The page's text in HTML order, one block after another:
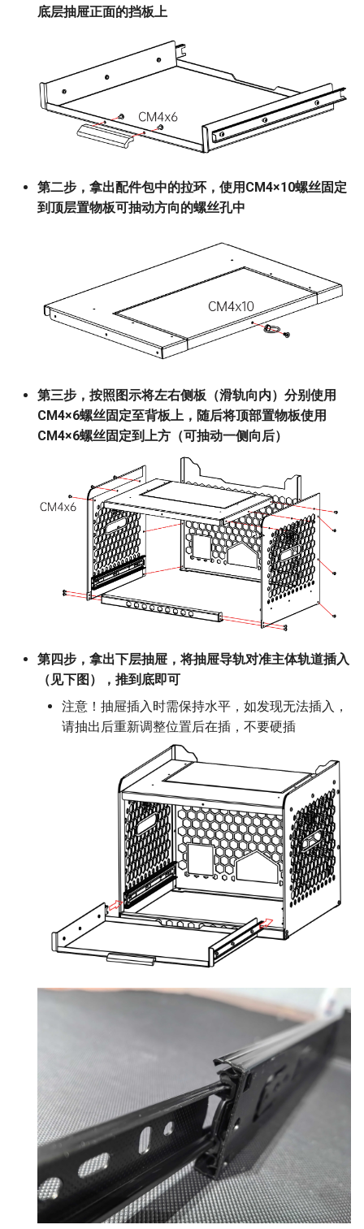
底层抽屉正面的挡板上
第二步，拿出配件包中的拉环，使用CM4×10螺丝固定
到顶层置物板可抽动方向的螺丝孔中
第三步，按照图示将左右侧板（滑轨向内）分别使用
CM4×6螺丝固定至背板上，随后将顶部置物板使用
CM4×6螺丝固定到上方（可抽动一侧向后）
第四步，拿出下层抽屉，将抽屉导轨对准主体轨道插入
（见下图），推到底即可
注意！抽屉插入时需保持水平，如发现无法插入，
请抽出后重新调整位置后在插，不要硬插